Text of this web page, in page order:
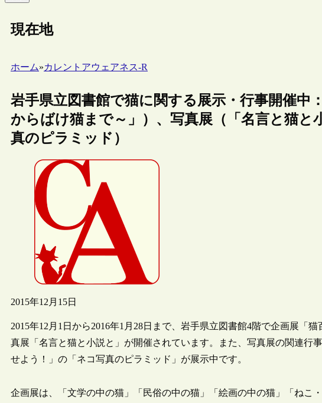
現在地
ホーム»カレントアウェアネス-R
岩手県立図書館で猫に関する展示・行事開催中
からばけ猫まで～」）、写真展（「名言と猫と
真のピラミッド）
2015年12月15日
2015年12月1日から2016年1月28日まで、岩手県立図書館4階で企画展「
真展「名言と猫と小説と」が開催されています。また、写真展の関連行
せよう！」の「ネコ写真のピラミッド」が展示中です。
企画展は、「文学の中の猫」「民俗の中の猫」「絵画の中の猫」「ね